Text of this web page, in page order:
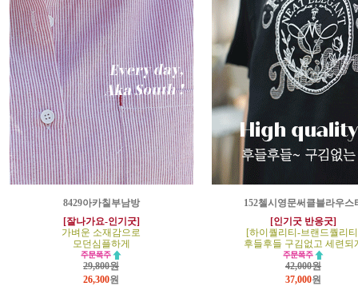
8429아카칠부남방
[잘나가요-인기굿]
가벼운 소재감으로
모던심플하게
29,800원
26,300원
152첼시영문써클블라우스
[인기굿 반응굿]
[하이퀄리티-브랜드퀄리
후들후들 구김없고 세련되
42,000원
37,000원